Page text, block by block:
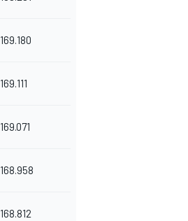
169.180
169.111
169.071
168.958
168.812